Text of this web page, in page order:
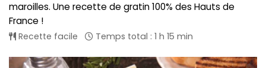
maroilles. Une recette de gratin 100% des Hauts de
France !
Recette facile Temps total : 1 h 15 min